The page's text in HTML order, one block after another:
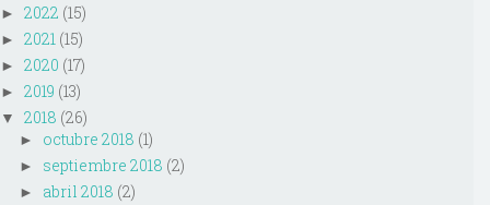
► 2022 (15)
► 2021 (15)
► 2020 (17)
► 2019 (13)
▼ 2018 (26)
► octubre 2018 (1)
► septiembre 2018 (2)
► abril 2018 (2)